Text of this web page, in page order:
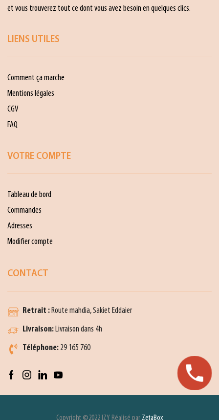
et vous trouverez tout ce dont vous avez besoin en quelques clics.
LIENS UTILES
Comment ça marche
Mentions légales
CGV
FAQ
VOTRE COMPTE
Tableau de bord
Commandes
Adresses
Modifier compte
CONTACT
Retrait :Route mahdia, Sakiet Eddaier
Livraison:Livraison dans 4h
Téléphone: 29 165 760
Copyright ©2022 IZY Réalisé par ZetaBox